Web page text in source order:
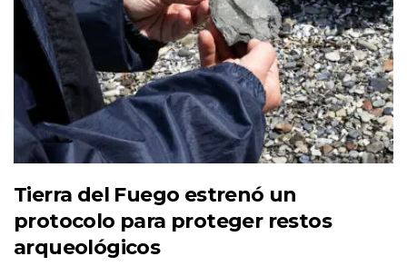
Tierra del Fuego estrenó un
protocolo para proteger restos
arqueológicos